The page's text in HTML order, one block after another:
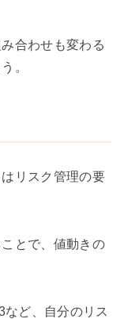
合わせも変わる
。
リスク管理の要
とで、値動きの
ど、自分のリス